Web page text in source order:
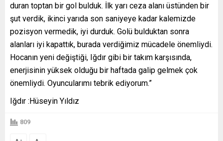
duran toptan bir gol bulduk. İlk yarı ceza alanı üstünden bir
şut verdik, ikinci yarıda son saniyeye kadar kalemizde
pozisyon vermedik, iyi durduk. Golü bulduktan sonra
alanları iyi kapattık, burada verdiğimiz mücadele önemliydi.
Hocanın yeni değiştiği, Iğdır gibi bir takım karşısında,
enerjisinin yüksek olduğu bir haftada galip gelmek çok
önemliydi. Oyuncularımı tebrik ediyorum.”
Iğdır :Hüseyin Yıldız
809